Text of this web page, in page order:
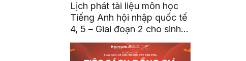
Lịch phát tài liệu môn học
Tiếng Anh hội nhập quốc tế
4, 5 – Giai đoạn 2 cho sinh
viên HK2533